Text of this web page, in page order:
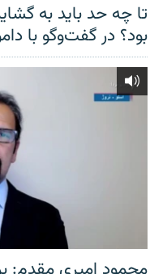
تا چه حد باید به
بود؟ در گفت‌وگو با